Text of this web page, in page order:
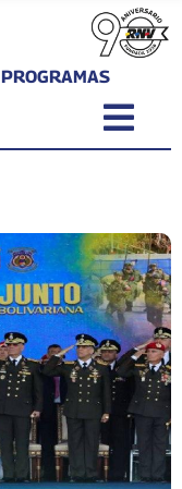
PROGRAMAS